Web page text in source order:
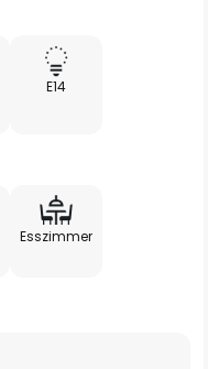
E14
Esszimmer